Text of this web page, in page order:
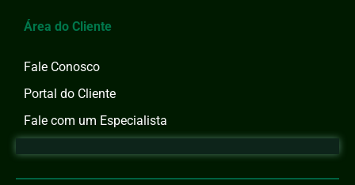
Área do Cliente
Fale Conosco
Portal do Cliente
Fale com um Especialista